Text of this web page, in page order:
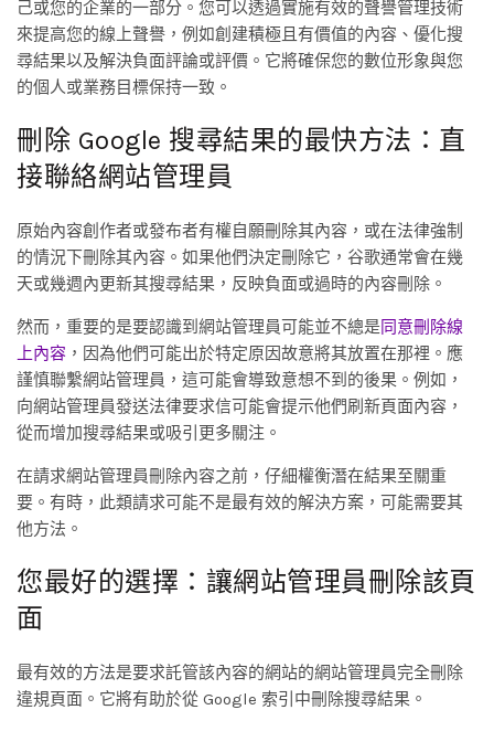
己或您的企業的一部分。您可以透過實施有效的聲譽管理技術
來提高您的線上聲譽，例如創建積極且有價值的內容、優化搜
尋結果以及解決負面評論或評價。它將確保您的數位形象與您
的個人或業務目標保持一致。
刪除 Google 搜尋結果的最快方法：直
接聯絡網站管理員
原始內容創作者或發布者有權自願刪除其內容，或在法律強制
的情況下刪除其內容。如果他們決定刪除它，谷歌通常會在幾
天或幾週內更新其搜尋結果，反映負面或過時的內容刪除。
然而，重要的是要認識到網站管理員可能並不總是同意刪除線
上內容 ，因為他們可能出於特定原因故意將其放置在那裡。應
謹慎聯繫網站管理員，這可能會導致意想不到的後果。例如，
向網站管理員發送法律要求信可能會提示他們刷新頁面內容，
從而增加搜尋結果或吸引更多關注。
在請求網站管理員刪除內容之前，仔細權衡潛在結果至關重
要。有時，此類請求可能不是最有效的解決方案，可能需要其
他方法。
您最好的選擇：讓網站管理員刪除該頁
面
最有效的方法是要求託管該內容的網站的網站管理員完全刪除
違規頁面。它將有助於從 Google 索引中刪除搜尋結果。